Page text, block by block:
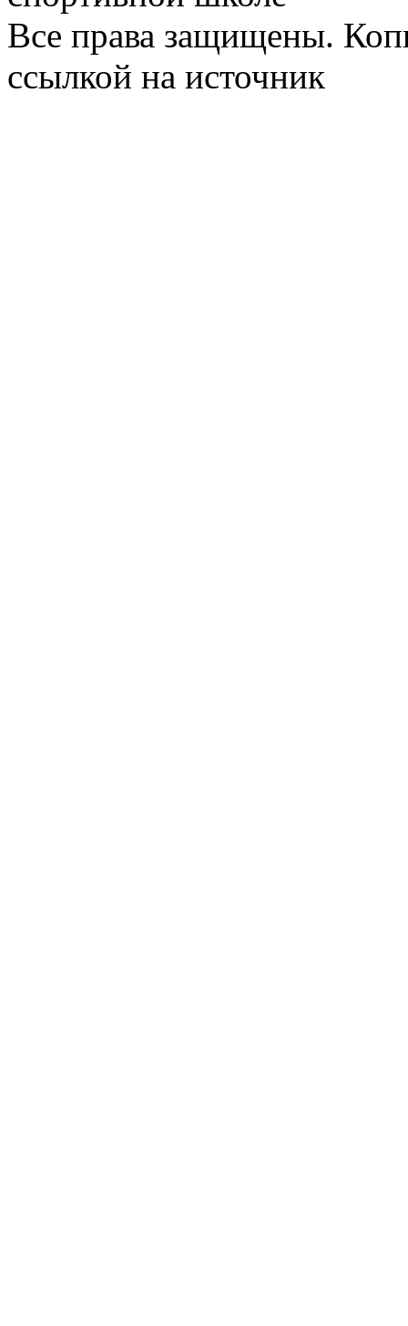
Все права защищены.
ссылкой на источник